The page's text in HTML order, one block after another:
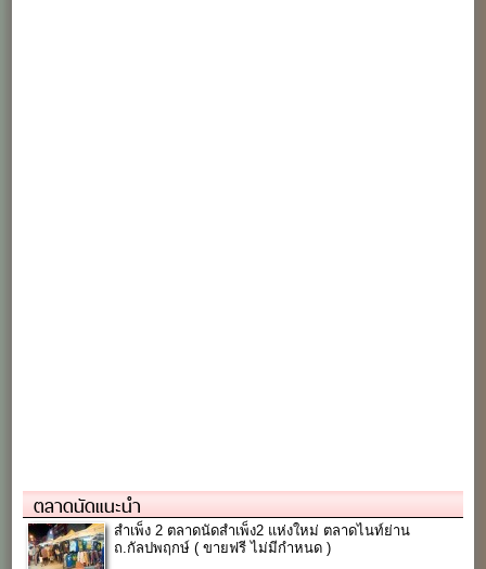
ตลาดนัดแนะนำ
สำเพ็ง 2 ตลาดนัดสำเพ็ง2 แห่งใหม่ ตลาดไนท์ย่าน
ถ.กัลปพฤกษ์ ( ขายฟรี ไม่มีกำหนด )